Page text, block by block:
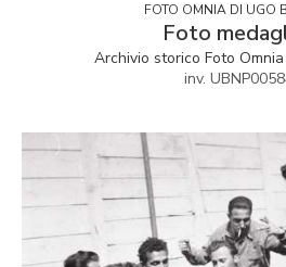
FOTO OMNIA DI UGO
Foto
Archivio storico Foto
inv.